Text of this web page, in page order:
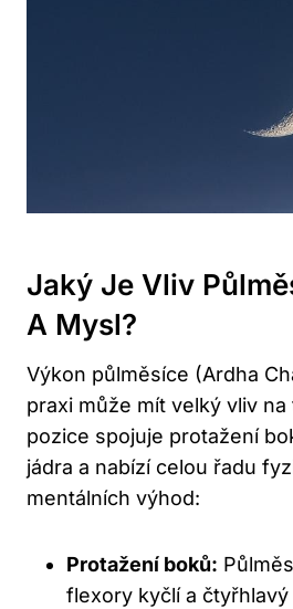
Jaký Je Vliv
A Mysl?
Výkon půlměsíce (Ardha
praxi může mít velký vliv na
pozice spojuje protažení
jádra a nabízí celou řadu
mentálních výhod:
Protažení boků:
flexory kyčlí a